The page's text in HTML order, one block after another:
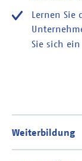
Lernen Sie
Sie sich ein